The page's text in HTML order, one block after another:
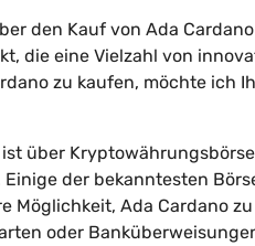
den Kauf von Ada
die eine Vielzahl von
zu kaufen, möchte ich
über
der bekanntesten
Möglichkeit, Ada Cardano
oder